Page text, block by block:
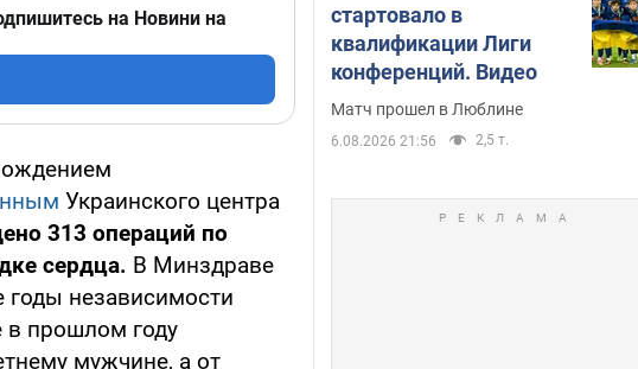
на Новини на
Украинского центра
313 операций по
сердца. В Минздраве
годы независимости
в прошлом году
мужчине, а от
стартовало в
квалификации Лиги
конференций. Видео
Матч прошел в Люблине
6.08.2026 21:56 2,5 т.